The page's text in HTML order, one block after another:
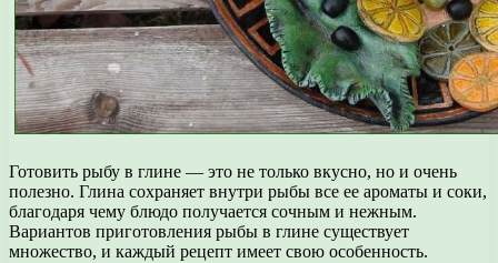
Готовить рыбу в глине — это не только вкусно, но и очень
полезно. Глина сохраняет внутри рыбы все ее ароматы и соки,
благодаря чему блюдо получается сочным и нежным.
Вариантов приготовления рыбы в глине существует
множество, и каждый рецепт имеет свою особенность.